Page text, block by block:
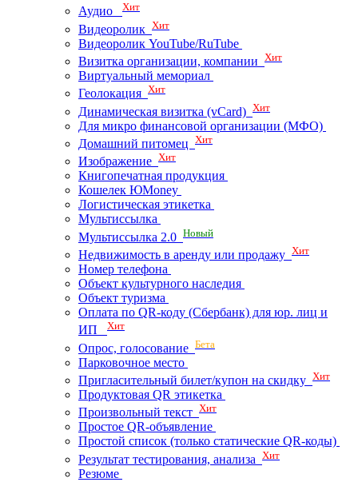
Аудио Хит
Видеоролик Хит
Видеоролик YouTube/RuTube
Визитка организации, компании Хит
Виртуальный мемориал
Геолокация Хит
Динамическая визитка (vCard) Хит
Для микро финансовой организации (МФО)
Домашний питомец Хит
Изображение Хит
Книгопечатная продукция
Кошелек ЮMoney
Логистическая этикетка
Мультиссылка
Мультиссылка 2.0 Новый
Недвижимость в аренду или продажу Хит
Номер телефона
Объект культурного наследия
Объект туризма
Оплата по QR-коду (Сбербанк) для юр. лиц и
ИП Хит
Опрос, голосование Бета
Парковочное место
Пригласительный билет/купон на скидку Хит
Продуктовая QR этикетка
Произвольный текст Хит
Простое QR-объявление
Простой список (только статические QR-коды)
Результат тестирования, анализа Хит
Резюме